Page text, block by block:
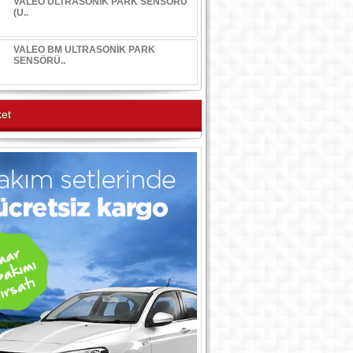
(U..
VALEO BM ULTRASONİK PARK
SENSÖRÜ..